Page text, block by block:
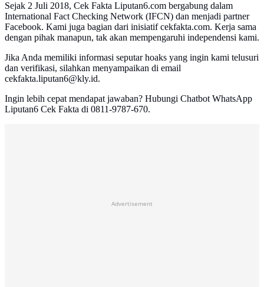
Sejak 2 Juli 2018, Cek Fakta Liputan6.com bergabung dalam
International Fact Checking Network (IFCN) dan menjadi partner
Facebook. Kami juga bagian dari inisiatif cekfakta.com. Kerja sama
dengan pihak manapun, tak akan mempengaruhi independensi kami.
Jika Anda memiliki informasi seputar hoaks yang ingin kami telusuri
dan verifikasi, silahkan menyampaikan di email
cekfakta.liputan6@kly.id.
Ingin lebih cepat mendapat jawaban? Hubungi Chatbot WhatsApp
Liputan6 Cek Fakta di 0811-9787-670.
Advertisement